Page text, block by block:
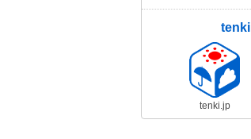
tenki.jp